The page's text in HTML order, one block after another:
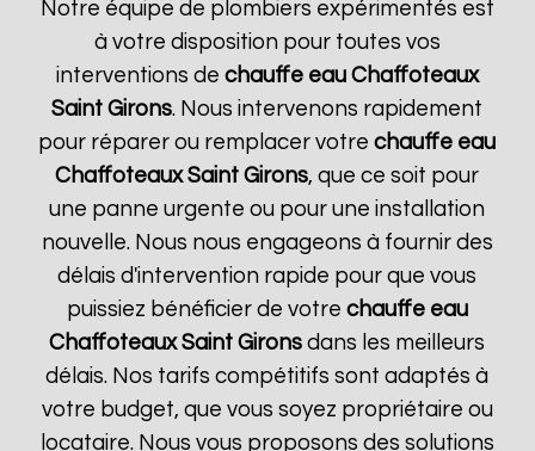
Notre équipe de plombiers expérimentés est
à votre disposition pour toutes vos
interventions de chauffe eau Chaffoteaux
Saint Girons. Nous intervenons rapidement
pour réparer ou remplacer votrechauffe eau
Chaffoteaux Saint Girons, que ce soit pour
une panne urgente ou pour une installation
nouvelle. Nous nous engageons à fournir des
délais d'intervention rapide pour que vous
puissiez bénéficier de votre chauffe eau
Chaffoteaux Saint Girons dans les meilleurs
délais. Nos tarifs compétitifs sont adaptés à
votre budget, que vous soyez propriétaire ou
locataire. Nous vous proposons des solutions